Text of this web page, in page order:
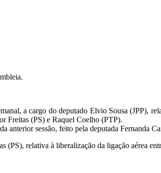
a cargo do deputado Elvio Sousa (JPP),
Freitas (PS) e Raquel Coelho (PTP).
anterior sessão, feito pela deputada Fernanda
relativa à liberalização da ligação aérea